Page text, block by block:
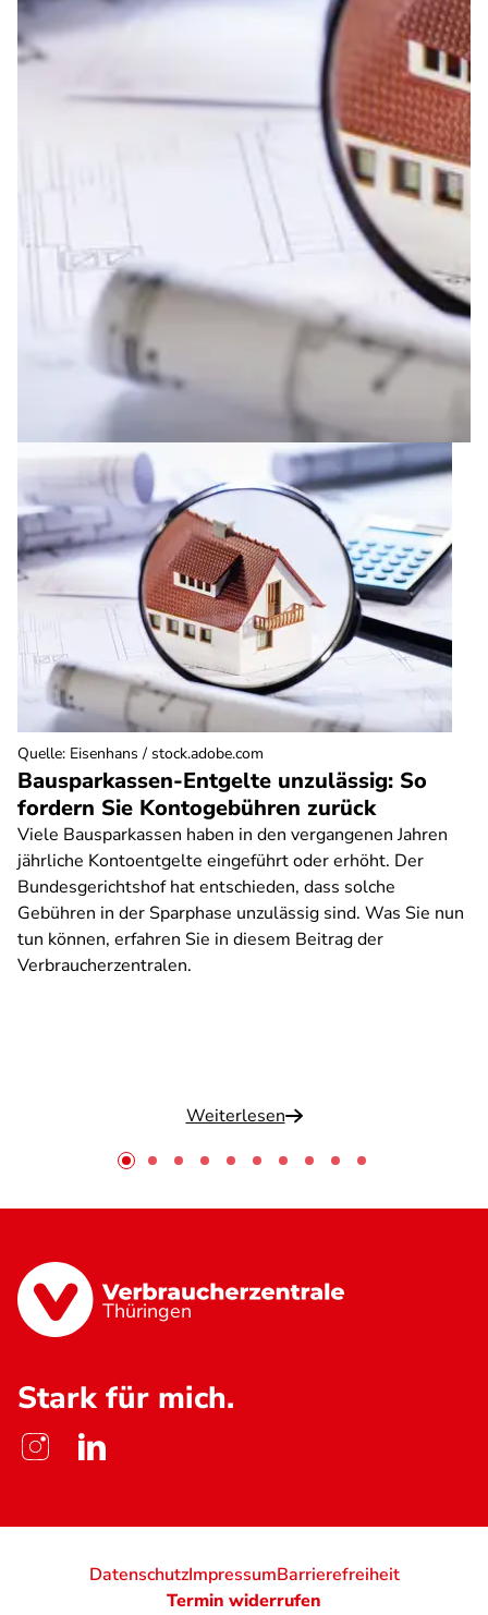
Bausparkassen-Entgelte unzulässig: So
fordern Sie Kontogebühren zurück
Viele Bausparkassen haben in den vergangenen Jahren
jährliche Kontoentgelte eingeführt oder erhöht. Der
Bundesgerichtshof hat entschieden, dass solche
Gebühren in der Sparphase unzulässig sind. Was Sie nun
tun können, erfahren Sie in diesem Beitrag der
Verbraucherzentralen.
Weiterlesen
Quelle: Eisenhans / stock.adobe.com
Thüringen
Stark für mich.
DatenschutzImpressumBarrierefreiheit
Termin widerrufen